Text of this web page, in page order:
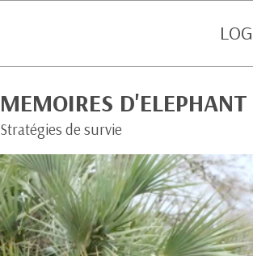
MEMOIRES D'ELEPHANT
Stratégies de survie